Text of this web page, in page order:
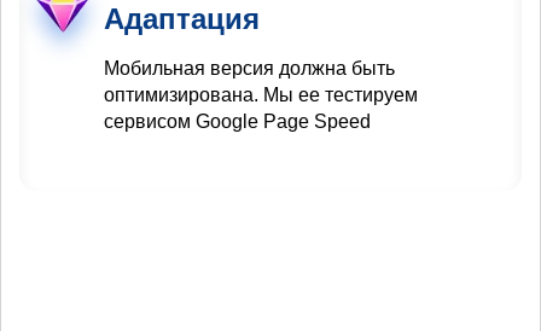
Адаптация
Мобильная версия должна быть
оптимизирована. Мы ее тестируем
сервисом Google Page Speed